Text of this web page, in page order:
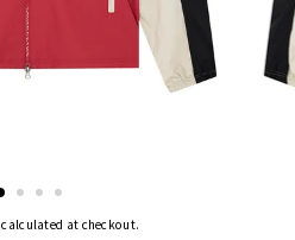
calculated at checkout.